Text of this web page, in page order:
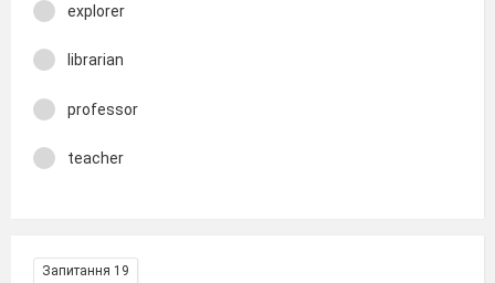
explorer
librarian
professor
teacher
Запитання 19